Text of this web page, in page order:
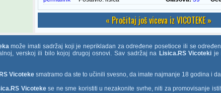
« Pročitaj još viceva iz VICOTEKE »
može imati sadržaj koji je neprikladan za određene posetioce ili se
verskoj ili bilo kojoj drugoj osnovi. Sav sadržaj na Lisica.RS Vicoteki je
Vicoteke smatramo da ste to učinili svesno, da imate najmanje 18 godina i
Vicotekese ne sme koristiti u nezakonite svrhe, niti za promovisanje